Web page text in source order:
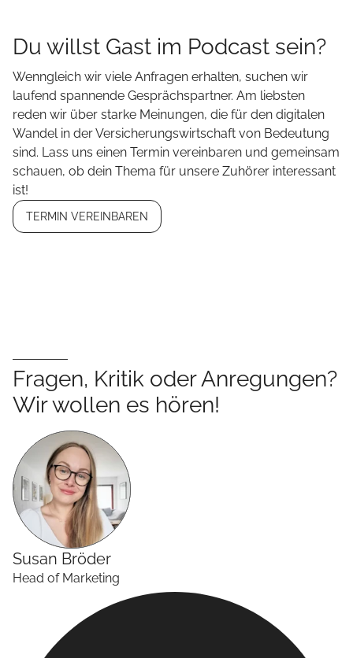
Du willst Gast im Podcast sein?
Wenngleich wir viele Anfragen erhalten, suchen wir
laufend spannende Gesprächspartner. Am liebsten
reden wir über starke Meinungen, die für den digitalen
Wandel in der Versicherungswirtschaft von Bedeutung
sind. Lass uns einen Termin vereinbaren und gemeinsam
schauen, ob dein Thema für unsere Zuhörer interessant
ist!
TERMIN VEREINBAREN
Fragen, Kritik oder Anregungen?
Wir wollen es hören!
Susan Bröder
Head of Marketing